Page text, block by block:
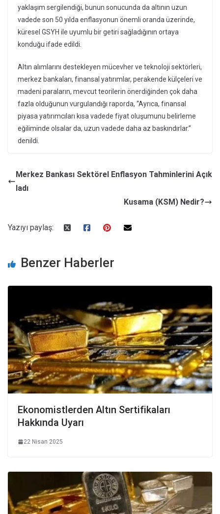
yaklaşım sergilendiği, bunun sonucunda da altının uzun
vadede son 50 yılda enflasyonun önemli oranda üzerinde,
küresel GSYH ile uyumlu bir getiri sağladığının ortaya
konduğu ifade edildi.
Altın alımlarını destekleyen mücevher ve teknoloji sektörleri,
merkez bankaları, finansal yatırımlar, perakende külçeleri ve
madeni paraların, mevcut teorilerin önerdiğinden çok daha
fazla olduğunun vurgulandığı raporda, “Ayrıca, finansal
piyasa yatırımcıları kısa vadede fiyat oluşumunu belirleme
eğiliminde olsalar da, uzun vadede daha az baskındırlar.”
denildi.
Merkez Bankası Sektörel Enflasyon Tahminlerini Açık
ladı
Kusama (KSM) Nedir?
Yazıyı paylaş:
Benzer Haberler
Ekonomistlerden Altın Sertifikaları
Hakkında Uyarı
22 Nisan 2025